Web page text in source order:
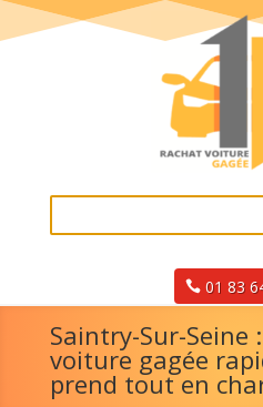
01 83
Saintry-Sur-Seine
voiture gagée
prend tout en